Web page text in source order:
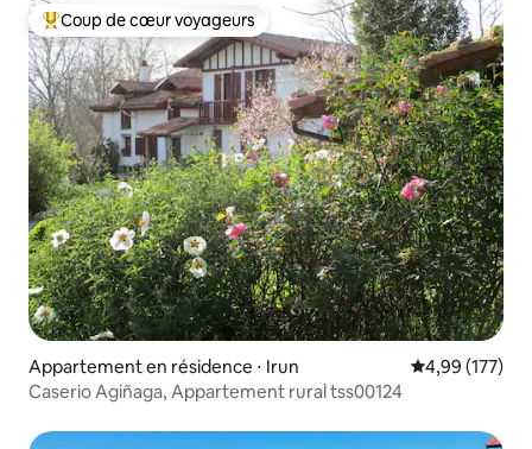
Coups de cœur voyageurs les plus appréciés
Coup de cœur voyageurs
Appartement en résidence ⋅ Irun Évaluation
4,99 (177)
Caserio Agiñaga, Appartement rural tss00124